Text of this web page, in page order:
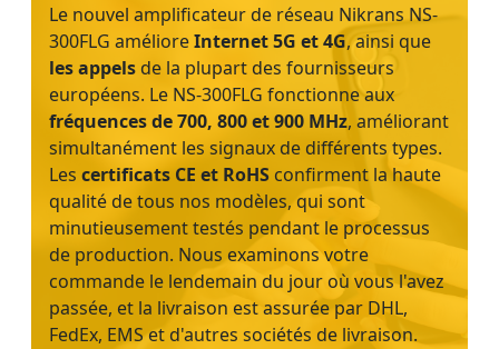
Le nouvel amplificateur de réseau Nikrans NS-
300FLG amélioreInternet 5G et 4G, ainsi que
les appelsde la plupart des fournisseurs
européens. Le NS-300FLG fonctionne aux
fréquences de 700, 800 et 900 MHz, améliorant
simultanément les signaux de différents types.
Les certificats CE et RoHS confirment la haute
qualité de tous nos modèles, qui sont
minutieusement testés pendant le processus
de production. Nous examinons votre
commande le lendemain du jour où vous l'avez
passée, et la livraison est assurée par DHL,
FedEx, EMS et d'autres sociétés de livraison.